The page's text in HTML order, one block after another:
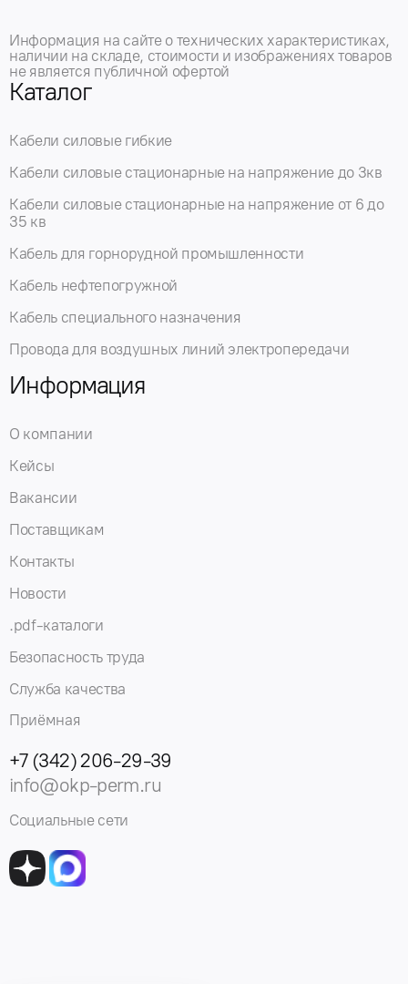
Информация на сайте о технических характеристиках,
наличии на складе, стоимости и изображениях товаров
не является публичной офертой
Каталог
Кабели силовые гибкие
Кабели силовые стационарные на напряжение до 3кв
Кабели силовые стационарные на напряжение от 6 до
35 кв
Кабель для горнорудной промышленности
Кабель нефтепогружной
Кабель специального назначения
Провода для воздушных линий электропередачи
Информация
О компании
Кейсы
Вакансии
Поставщикам
Контакты
Новости
.pdf-каталоги
Безопасность труда
Служба качества
Приёмная
+7 (342) 206-29-39
info@okp-perm.ru
Социальные сети